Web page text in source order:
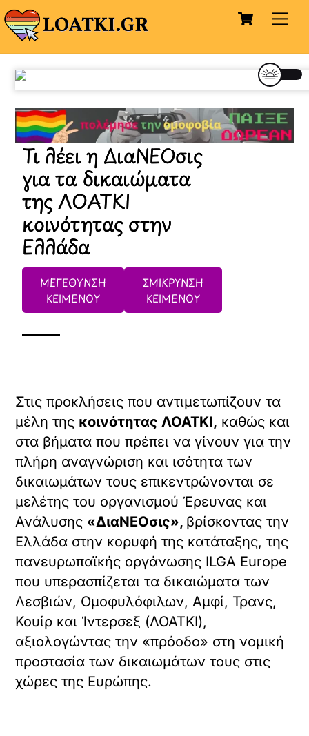
Skip
to
content
Cart
Τι λέει η ΔιαΝΕΟσις
για τα δικαιώματα
της ΛΟΑΤΚΙ
κοινότητας στην
Ελλάδα
ΜΕΓΕΘΥΝΣΗ
ΚΕΙΜΕΝΟΥ
ΣΜΙΚΡΥΝΣΗ
ΚΕΙΜΕΝΟΥ
Στις προκλήσεις που αντιμετωπίζουν τα
μέλη της κοινότητας ΛΟΑΤΚΙ, καθώς και
στα βήματα που πρέπει να γίνουν για την
πλήρη αναγνώριση και ισότητα των
δικαιωμάτων τους επικεντρώνονται σε
μελέτης του οργανισμού Έρευνας και
Ανάλυσης «ΔιαΝΕΟσις», βρίσκοντας την
Ελλάδα στην κορυφή της κατάταξης, της
πανευρωπαϊκής οργάνωσης ILGA Europe
που υπερασπίζεται τα δικαιώματα των
Λεσβιών, Ομοφυλόφιλων, Αμφί, Τρανς,
Κουίρ και Ίντερσεξ (ΛΟΑΤΚΙ),
αξιολογώντας την «πρόοδο» στη νομική
προστασία των δικαιωμάτων τους στις
χώρες της Ευρώπης.